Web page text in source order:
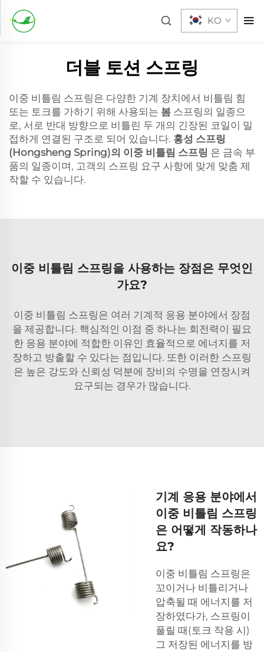
KO
더블 토션 스프링
이중 비틀림 스프링은 다양한 기계 장치에서 비틀림 힘
또는 토크를 가하기 위해 사용되는 봄 스프링의 일종으
로, 서로 반대 방향으로 비틀린 두 개의 긴장된 코일이 밀
접하게 연결된 구조로 되어 있습니다. 홍성 스프링
(Hongsheng Spring)의 이중 비틀림 스프링 은 금속 부
품의 일종이며, 고객의 스프링 요구 사항에 맞게 맞춤 제
작할 수 있습니다.
이중 비틀림 스프링을 사용하는 장점은 무엇인
가요?
이중 비틀림 스프링은 여러 기계적 응용 분야에서 장점
을 제공합니다. 핵심적인 이점 중 하나는 회전력이 필요
한 응용 분야에 적합한 이유인 효율적으로 에너지를 저
장하고 방출할 수 있다는 점입니다. 또한 이러한 스프링
은 높은 강도와 신뢰성 덕분에 장비의 수명을 연장시켜
요구되는 경우가 많습니다.
기계 응용 분야에서
이중 비틀림 스프링
은 어떻게 작동하나
요?
이중 비틀림 스프링은
꼬이거나 비틀리거나
압축될 때 에너지를 저
장하였다가, 스프링이
풀릴 때(토크 작용 시)
그 저장된 에너지를 방